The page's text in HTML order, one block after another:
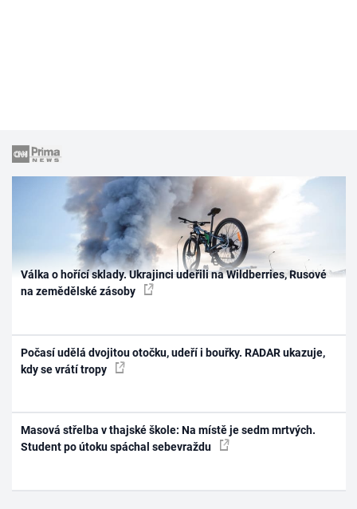
Válka o hořící sklady. Ukrajinci udeřili na Wildberries, Rusové
na zemědělské zásoby
Počasí udělá dvojitou otočku, udeří i bouřky. RADAR ukazuje,
kdy se vrátí tropy
Masová střelba v thajské škole: Na místě je sedm mrtvých.
Student po útoku spáchal sebevraždu